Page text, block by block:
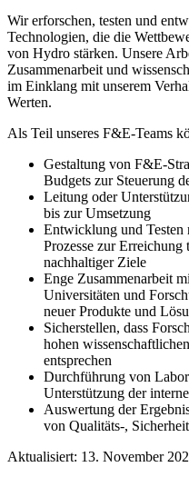
Wir erforschen, testen und
Technologien, die die
von Hydro stärken. Unsere
Zusammenarbeit und
im Einklang mit unserem
Werten.
Als Teil unseres F&E-Teams
Gestaltung von F&E-
Budgets zur Steuerung
Leitung oder
bis zur Umsetzung
Entwicklung und Testen
Prozesse zur
nachhaltiger Ziele
Enge Zusammenarbeit
Universitäten und
neuer Produkte und
Sicherstellen, dass
hohen
entsprechen
Durchführung von
Unterstützung der
Auswertung der
von Qualitäts-,
Aktualisiert: 13. November